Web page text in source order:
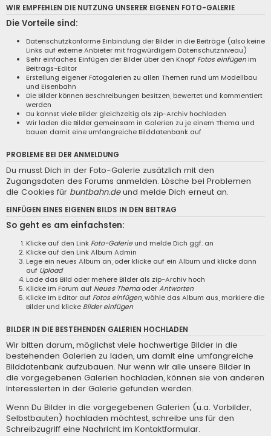
WIR EMPFEHLEN DIE NUTZUNG UNSERER EIGENEN FOTO-GALERIE
Die Vorteile sind:
Datenschutzkonforme Einbindung der Bilder in die Beiträge (also keine
Links auf externe Anbieter mit fragwürdigem Datenschutzniveau)
Sehr einfaches Einfügen der Bilder über den Knopf Fotos einfügenim
Beitrags-Editor
Erstellung eigener Fotogalerien zu allen Themen rund um Modellbau
und Eisenbahn
Die Bilder können Beschreibungen besitzen, bewertet und kommentiert
werden
Du kannst viele Bilder gleichzeitig als zip-Archiv hochladen
Wir laden die Bilder gemeinsam in Galerien zu je einem Thema und
bauen damit eine umfangreiche Bilddatenbank auf
PROBLEME BEI DER ANMELDUNG
Du musst Dich in der Foto-Galerie zusätzlich mit den
Zugangsdaten des Forums anmelden. Lösche bei Problemen
die Cookies für buntbahn.deund melde Dich erneut an.
EINFÜGEN EINES EIGENEN BILDS IN DEN BEITRAG
So geht es am einfachsten:
Klicke auf den Link Foto-Galerieund melde Dich ggf. an
Klicke auf den LinkAlbum Admin
Lege ein neues Album an, oder klicke auf ein Album und klicke dann
auf Upload
Lade das Bild oder mehere Bilder als zip-Archiv hoch
Klicke im Forum auf Neues ThemaoderAntworten
Klicke im Editor auf Fotos einfügen , wähle das Album aus, markiere die
Bilder und klicke Bilder einfügen
BILDER IN DIE BESTEHENDEN GALERIEN HOCHLADEN
Wir bitten darum, möglichst viele hochwertige Bilder in die
bestehenden Galerien zu laden, um damit eine umfangreiche
Bilddatenbank aufzubauen. Nur wenn wir alle unsere Bilder in
die vorgegebenen Galerien hochladen, können sie von anderen
Interessierten in der Galerie gefunden werden.
Wenn Du Bilder in die vorgegebenen Galerien (u.a. Vorbilder,
Selbstbauten) hochladen möchtest, schreibe uns für den
Schreibzugriff eine Nachricht im Kontaktformular.